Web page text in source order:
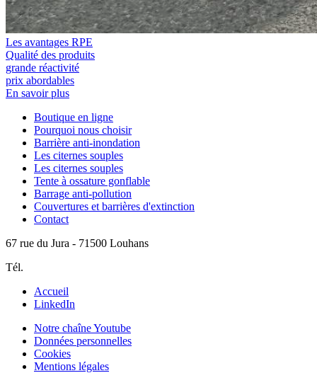
Les avantages RPE
Qualité des produits
grande réactivité
prix abordables
En savoir plus
Boutique en ligne
Pourquoi nous choisir
Barrière anti-inondation
Les citernes souples
Les citernes souples
Tente à ossature gonflable
Barrage anti-pollution
Couvertures et barrières d'extinction
Contact
67 rue du Jura - 71500 Louhans
Tél.
Accueil
LinkedIn
Notre chaîne Youtube
Données personnelles
Cookies
Mentions légales